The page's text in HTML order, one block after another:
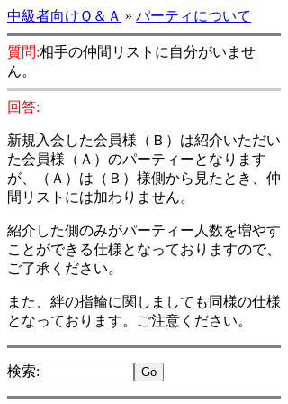
中級者向けＱ＆Ａ » パーティについて
質問:相手の仲間リストに自分がいませ
ん。
回答:
新規入会した会員様（Ｂ）は紹介いただい
た会員様（Ａ）のパーティーとなります
が、（Ａ）は（Ｂ）様側から見たとき、仲
間リストには加わりません。
紹介した側のみがパーティー人数を増やす
ことができる仕様となっておりますので、
ご了承ください。
また、絆の指輪に関しましても同様の仕様
となっております。ご注意ください。
検索: